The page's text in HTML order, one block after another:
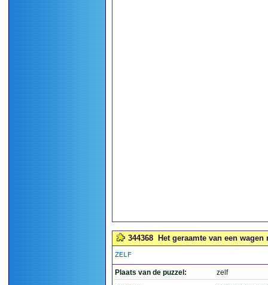
344368 Het geraamte van een wagen
ZELF
Plaats van de puzzel:
zelf